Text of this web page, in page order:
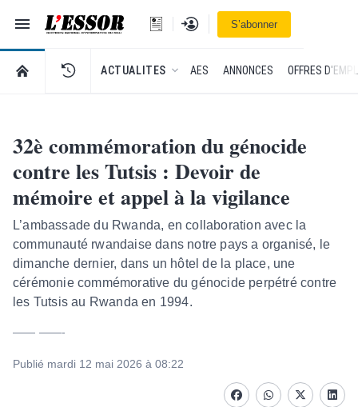
Navigation
L'Essor - retour à la une
Se connecterS’abonner
RETOUR À LA PAGE D’ACCUEIL DE L'ESSOR
ACTUALITES AES ANNONCES OFFRES
32è commémoration du génocide
contre les Tutsis : Devoir de
mémoire et appel à la vigilance
L’ambassade du Rwanda, en collaboration avec la
communauté rwandaise dans notre pays a organisé, le
dimanche dernier, dans un hôtel de la place, une
cérémonie commémorative du génocide perpétré contre
les Tutsis au Rwanda en 1994.
—— ——-
Publié mardi 12 mai 2026 à 08:22
FacebookwhatsappTwitter